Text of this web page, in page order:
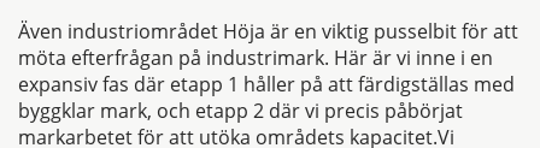
Även industriområdet Höja är en viktig pusselbit för att
möta efterfrågan på industrimark. Här är vi inne i en
expansiv fas där etapp 1 håller på att färdigställas med
byggklar mark, och etapp 2 där vi precis påbörjat
markarbetet för att utöka områdets kapacitet.Vi